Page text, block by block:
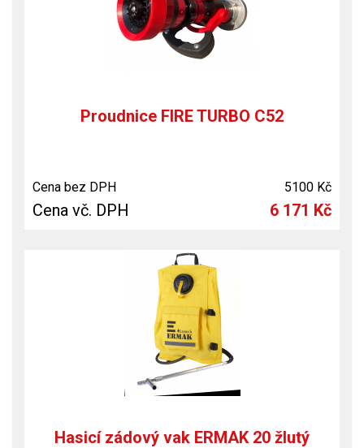
Proudnice FIRE TURBO C52
Cena bez DPH 5100 Kč
Cena vč. DPH 6 171 Kč
Hasicí zádový vak ERMAK 20 žlutý